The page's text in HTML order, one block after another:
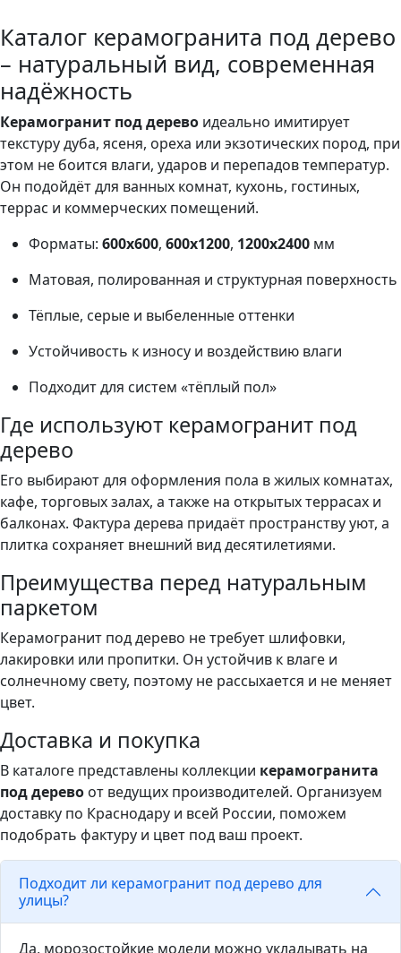
Каталог керамогранита под дерево
– натуральный вид, современная
надёжность
Керамогранит под дерево идеально имитирует
текстуру дуба, ясеня, ореха или экзотических пород, при
этом не боится влаги, ударов и перепадов температур.
Он подойдёт для ванных комнат, кухонь, гостиных,
террас и коммерческих помещений.
Форматы: 600х600, 600х1200, 1200х2400 мм
Матовая, полированная и структурная поверхность
Тёплые, серые и выбеленные оттенки
Устойчивость к износу и воздействию влаги
Подходит для систем «тёплый пол»
Где используют керамогранит под
дерево
Его выбирают для оформления пола в жилых комнатах,
кафе, торговых залах, а также на открытых террасах и
балконах. Фактура дерева придаёт пространству уют, а
плитка сохраняет внешний вид десятилетиями.
Преимущества перед натуральным
паркетом
Керамогранит под дерево не требует шлифовки,
лакировки или пропитки. Он устойчив к влаге и
солнечному свету, поэтому не рассыхается и не меняет
цвет.
Доставка и покупка
В каталоге представлены коллекции керамогранита
под дерево от ведущих производителей. Организуем
доставку по Краснодару и всей России, поможем
подобрать фактуру и цвет под ваш проект.
Подходит ли керамогранит под дерево для
улицы?
Да, морозостойкие модели можно укладывать на